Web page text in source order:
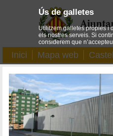
Inici Mapa web
Ús de galletes
Utilitzem galletes pròpies i
els nostres serveis. Si
considerem que n’accepteu